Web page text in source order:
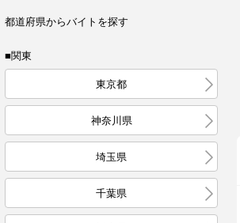
都道府県からバイトを探す
■関東
東京都
神奈川県
埼玉県
千葉県